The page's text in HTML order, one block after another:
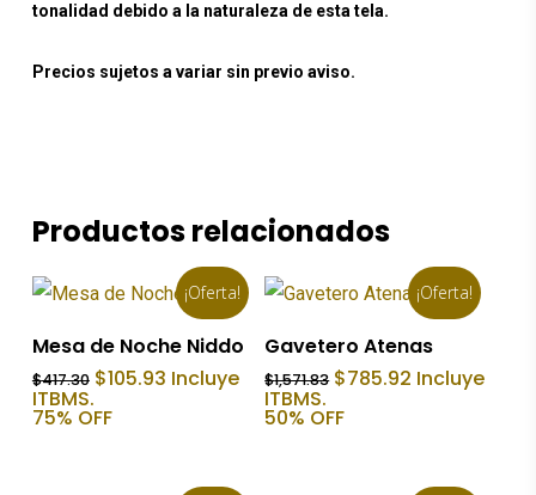
tonalidad debido a la naturaleza de esta tela.
Precios sujetos a variar sin previo aviso.
Productos relacionados
¡Oferta!
Añadir Al Carrito
Mesa de Noche Niddo
$417.30 El
precio
original
$105.93El
precio
Incluye
ITBMS.
75% OFF
¡Oferta!
Añadir Al Carrito
Gavetero Atenas
$1,571.83 El
original
$785.92 El
precio
Incluye
ITBMS.
50% OFF